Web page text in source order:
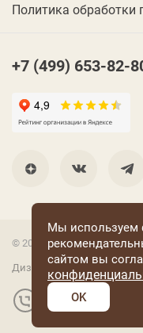
Политика обработки
+7 (499) 653-82-
© 2001 Группа компаний
Дизайн —RUSO
Разработка и
Мы используем
сайтом вы
OK